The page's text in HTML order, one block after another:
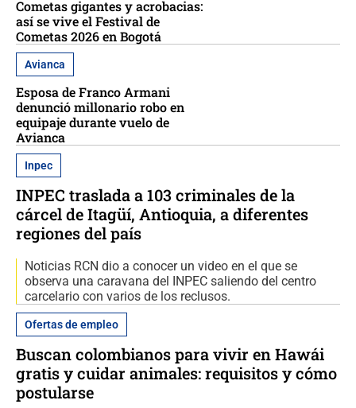
Cometas gigantes y acrobacias:
así se vive el Festival de
Cometas 2026 en Bogotá
Avianca
Esposa de Franco Armani
denunció millonario robo en
equipaje durante vuelo de
Avianca
Inpec
INPEC traslada a 103 criminales de la
cárcel de Itagüí, Antioquia, a diferentes
regiones del país
Noticias RCN dio a conocer un video en el que se
observa una caravana del INPEC saliendo del centro
carcelario con varios de los reclusos.
Ofertas de empleo
Buscan colombianos para vivir en Hawái
gratis y cuidar animales: requisitos y cómo
postularse